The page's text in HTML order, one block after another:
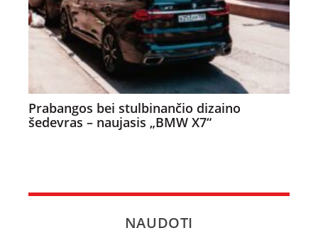
Prabangos bei stulbinančio dizaino
šedevras – naujasis „BMW X7“
NAUDOTI